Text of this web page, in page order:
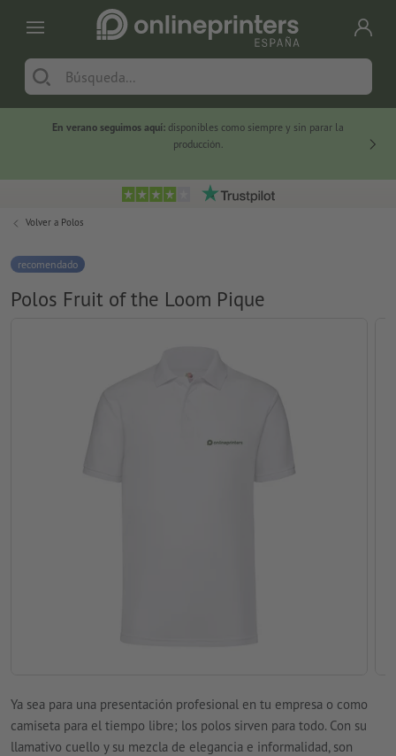
En verano seguimos aquí: disponibles como siempre y sin parar la
producción.
Volver a Polos
recomendado
Polos Fruit of the Loom Pique
Ya sea para una presentación profesional en tu empresa o como
camiseta para el tiempo libre; los polos sirven para todo. Con su
llamativo cuello y su mezcla de elegancia e informalidad, son